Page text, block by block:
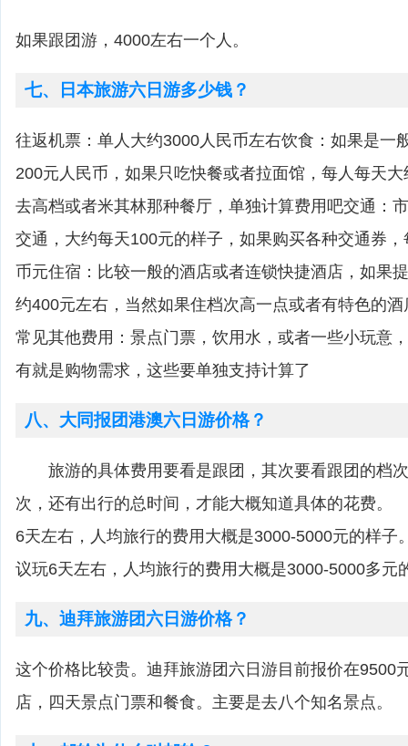
如果跟团游，4000左右一个人。
七、日本旅游六日游多少钱？
往返机票：单人大约3000人民币左右饮食：如果是一
200元人民币，如果只吃快餐或者拉面馆，每人每天
去高档或者米其林那种餐厅，单独计算费用吧交通：
交通，大约每天100元的样子，如果购买各种交通券
币元住宿：比较一般的酒店或者连锁快捷酒店，如果
约400元左右，当然如果住档次高一点或者有特色的
常见其他费用：景点门票，饮用水，或者一些小玩意
有就是购物需求，这些要单独支持计算了
八、大同报团港澳六日游价格？
旅游的具体费用要看是跟团，其次要看跟团的档
次，还有出行的总时间，才能大概知道具体的花费
6天左右，人均旅行的费用大概是3000-5000元的
议玩6天左右，人均旅行的费用大概是3000-5000多
九、迪拜旅游团六日游价格？
这个价格比较贵。迪拜旅游团六日游目前报价在9500
店，四天景点门票和餐食。主要是去八个知名景点。